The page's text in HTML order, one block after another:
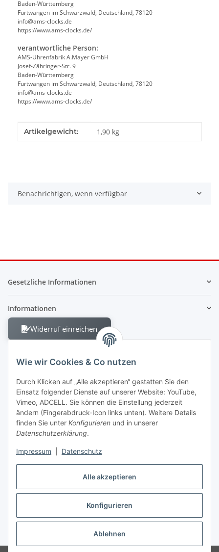
Alle akzeptieren
Konfigurieren
Ablehnen
Wie wir Cookies & Co nutzen
Durch Klicken auf „Alle akzeptieren“ gestatten Sie den
Einsatz folgender Dienste auf unserer Website: YouTube,
Vimeo, ADCELL. Sie können die Einstellung jederzeit
ändern (Fingerabdruck-Icon links unten). Weitere Details
finden Sie unter Konfigurieren und in unserer
Datenschutzerklärung.
Impressum Datenschutz
Baden-Württemberg
Furtwangen im Schwarzwald, Deutschland, 78120
info@ams-clocks.de
https://www.ams-clocks.de/
verantwortliche Person:
AMS-Uhrenfabrik A.Mayer GmbH
Josef-Zähringer-Str. 9
Baden-Württemberg
Furtwangen im Schwarzwald, Deutschland, 78120
info@ams-clocks.de
https://www.ams-clocks.de/
Produkteigenschaft
Wert
Artikelgewicht: 1,90 kg
Benachrichtigen, wenn verfügbar
Gesetzliche Informationen
Informationen
Widerruf einreichen
Berliner Allee 38
13088 Berlin
Shop +49 30 4280 2070
Fax +49 30 4280 2071
* Alle Preise inkl. gesetzlicher USt., zzgl.